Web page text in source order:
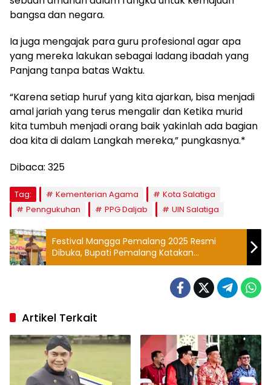
bangsa dan negara.
Ia juga mengajak para guru profesional agar apa
yang mereka lakukan sebagai ladang ibadah yang
Panjang tanpa batas Waktu.
“Karena setiap huruf yang kita ajarkan, bisa menjadi
amal jariah yang terus mengalir dan Ketika murid
kita tumbuh menjadi orang baik yakinlah ada bagian
doa kita di dalam Langkah mereka,” pungkasnya.*
Dibaca: 325
Tag: Kementerian Agama
Kota Salatiga
Penngukuhan
PPG Daljab UIN Salatiga
Festival Mangga Pemalang 2025 Resmi
Dibuka, Bupati Pemalang Katakan
Menyatukan Rasa Menuju Istana
Artikel Terkait